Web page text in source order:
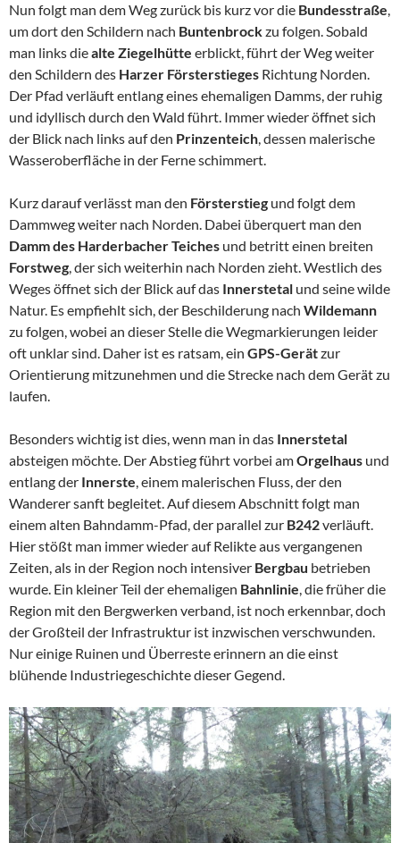
Nun folgt man dem Weg zurück bis kurz vor die Bundesstraße,
um dort den Schildern nach Buntenbrockzu folgen. Sobald
man links diealte Ziegelhütte erblickt, führt der Weg weiter
den Schildern des Harzer Försterstieges Richtung Norden.
Der Pfad verläuft entlang eines ehemaligen Damms, der ruhig
und idyllisch durch den Wald führt. Immer wieder öffnet sich
der Blick nach links auf den Prinzenteich, dessen malerische
Wasseroberfläche in der Ferne schimmert.
Kurz darauf verlässt man den Försterstieg und folgt dem
Dammweg weiter nach Norden. Dabei überquert man den
Damm des Harderbacher Teiches und betritt einen breiten
Forstweg, der sich weiterhin nach Norden zieht. Westlich des
Weges öffnet sich der Blick auf das Innerstetal und seine wilde
Natur. Es empfiehlt sich, der Beschilderung nach Wildemann
zu folgen, wobei an dieser Stelle die Wegmarkierungen leider
oft unklar sind. Daher ist es ratsam, ein GPS-Gerätzur
Orientierung mitzunehmen und die Strecke nach dem Gerät zu
laufen.
Besonders wichtig ist dies, wenn man in das Innerstetal
absteigen möchte. Der Abstieg führt vorbei amOrgelhaus und
entlang der Innerste, einem malerischen Fluss, der den
Wanderer sanft begleitet. Auf diesem Abschnitt folgt man
einem alten Bahndamm-Pfad, der parallel zur B242verläuft.
Hier stößt man immer wieder auf Relikte aus vergangenen
Zeiten, als in der Region noch intensiver Bergbau betrieben
wurde. Ein kleiner Teil der ehemaligen Bahnlinie, die früher die
Region mit den Bergwerken verband, ist noch erkennbar, doch
der Großteil der Infrastruktur ist inzwischen verschwunden.
Nur einige Ruinen und Überreste erinnern an die einst
blühende Industriegeschichte dieser Gegend.